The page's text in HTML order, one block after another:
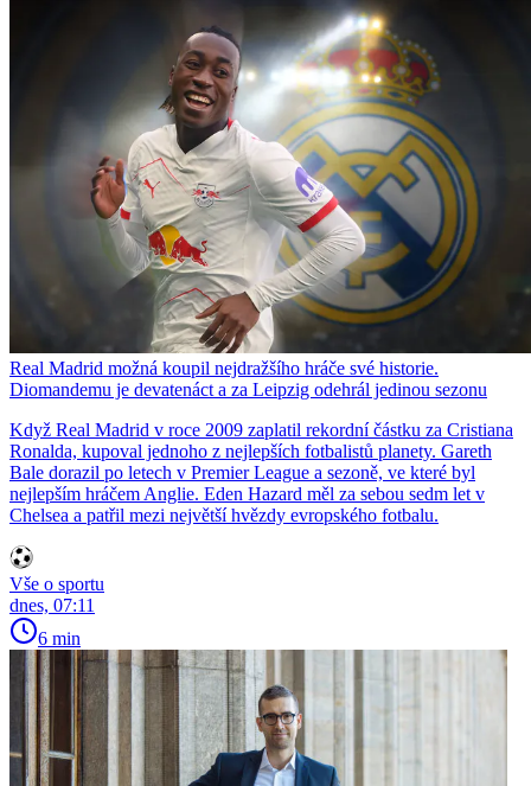
Real Madrid možná koupil nejdražšího hráče své historie.
Diomandemu je devatenáct a za Leipzig odehrál jedinou sezonu
Když Real Madrid v roce 2009 zaplatil rekordní částku za Cristiana
Ronalda, kupoval jednoho z nejlepších fotbalistů planety. Gareth
Bale dorazil po letech v Premier League a sezoně, ve které byl
nejlepším hráčem Anglie. Eden Hazard měl za sebou sedm let v
Chelsea a patřil mezi největší hvězdy evropského fotbalu.
Vše o sportu
dnes, 07:11
6 min